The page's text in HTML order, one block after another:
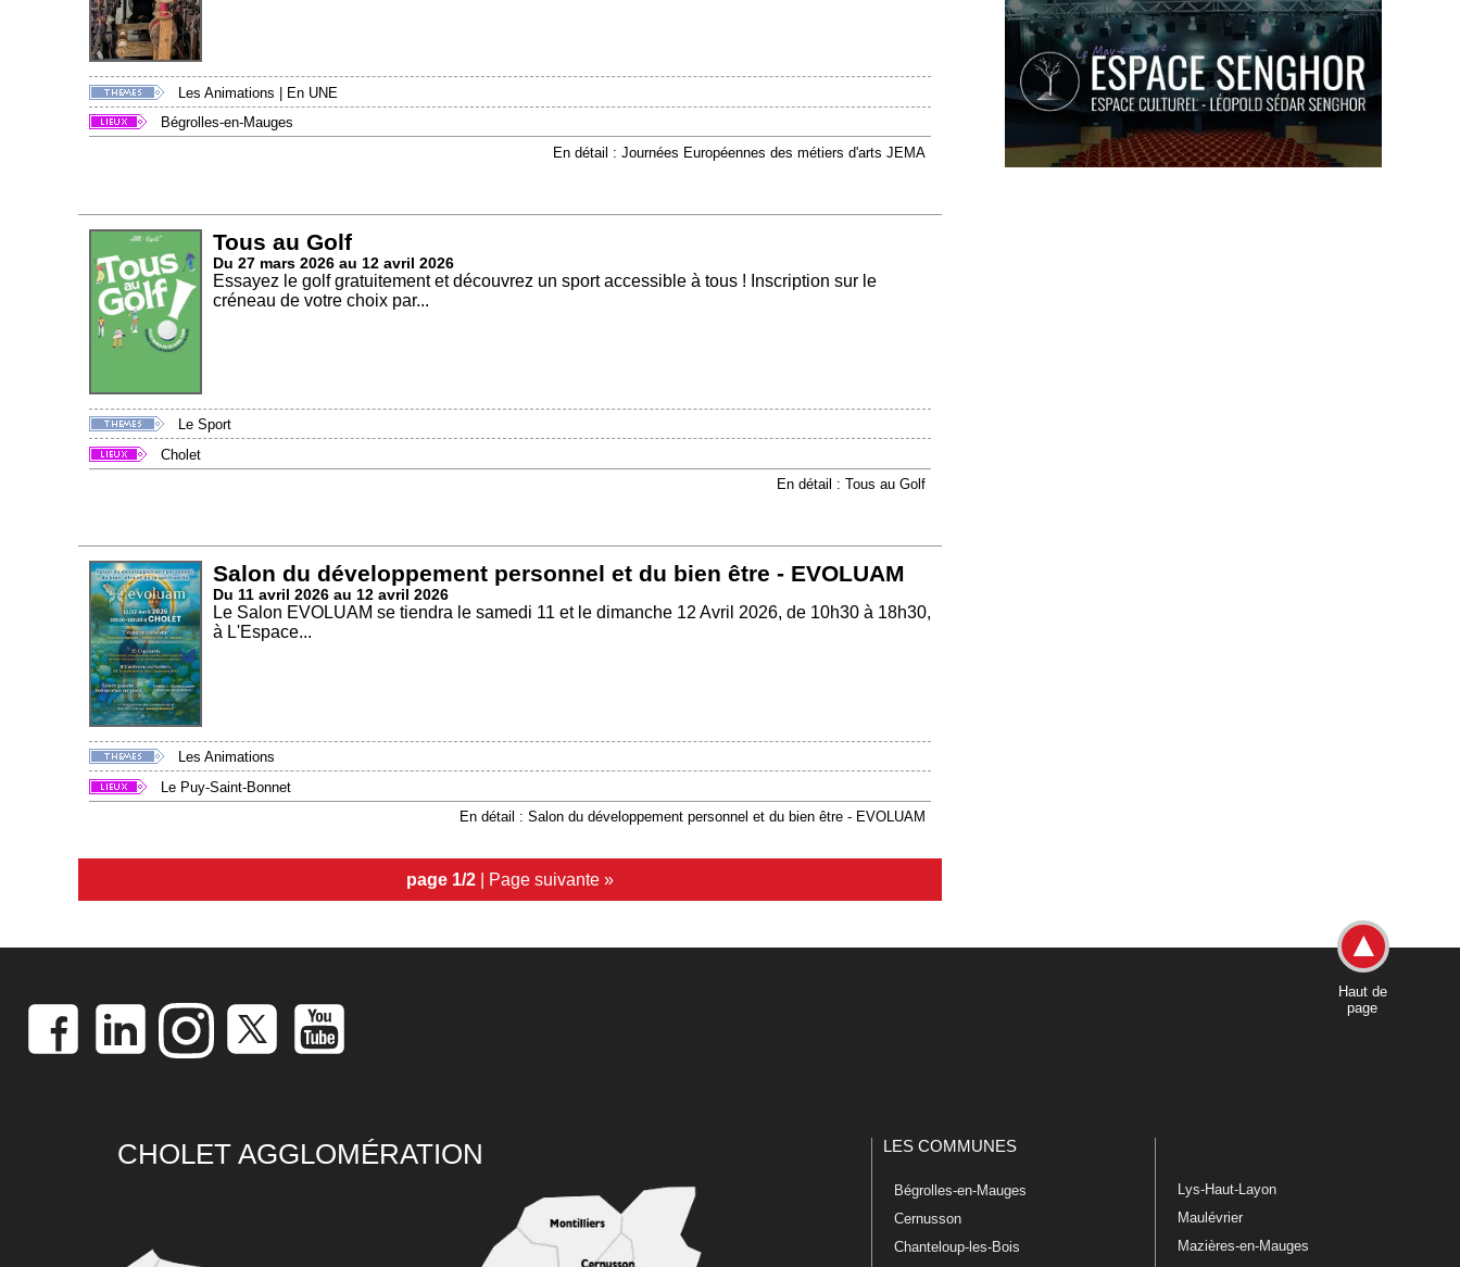
Les Animations
En UNE
Bégrolles-en-Mauges
En détail : Journées Européennes des métiers d'arts JEMA
Tous au Golf
Du 27 mars 2026 au 12 avril 2026
Essayez le golf gratuitement et découvrez un sport accessible à tous ! Inscription sur le
créneau de votre choix par...
Le Sport
Cholet
En détail : Tous au Golf
Salon du développement personnel et du bien être - EVOLUAM
Du 11 avril 2026 au 12 avril 2026
Le Salon EVOLUAM se tiendra le samedi 11 et le dimanche 12 Avril 2026, de 10h30 à 18h30,
à L'Espace...
Les Animations
Le Puy-Saint-Bonnet
En détail : Salon du développement personnel et du bien être - EVOLUAM
page 1/2 | Page suivante »
Haut de
page
CHOLET AGGLOMÉRATION LES COMMUNES
Bégrolles-en-Mauges
Cernusson
Chanteloup-les-Bois
Lys-Haut-Layon
Maulévrier
Mazières-en-Mauges